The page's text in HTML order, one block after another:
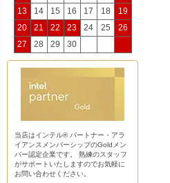
13
14 15 16 17 18
19
20
21 22 23 24 25
26
27
28 29 30
当店はインテル® パートナー・アラ
イアンスメンバーシップのGoldメン
バー認定企業です。 熟練のスタッフ
がサポートいたしますのでお気軽に
お問い合わせください。